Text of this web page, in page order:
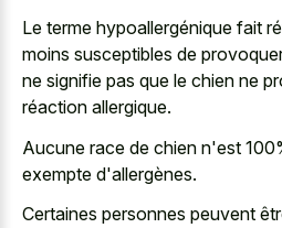
Le terme hypoallergénique fait
moins susceptibles de
ne signifie pas que le chien ne
réaction allergique.
Aucune race de chien n'est
exempte d'allergènes.
Certaines personnes peuvent